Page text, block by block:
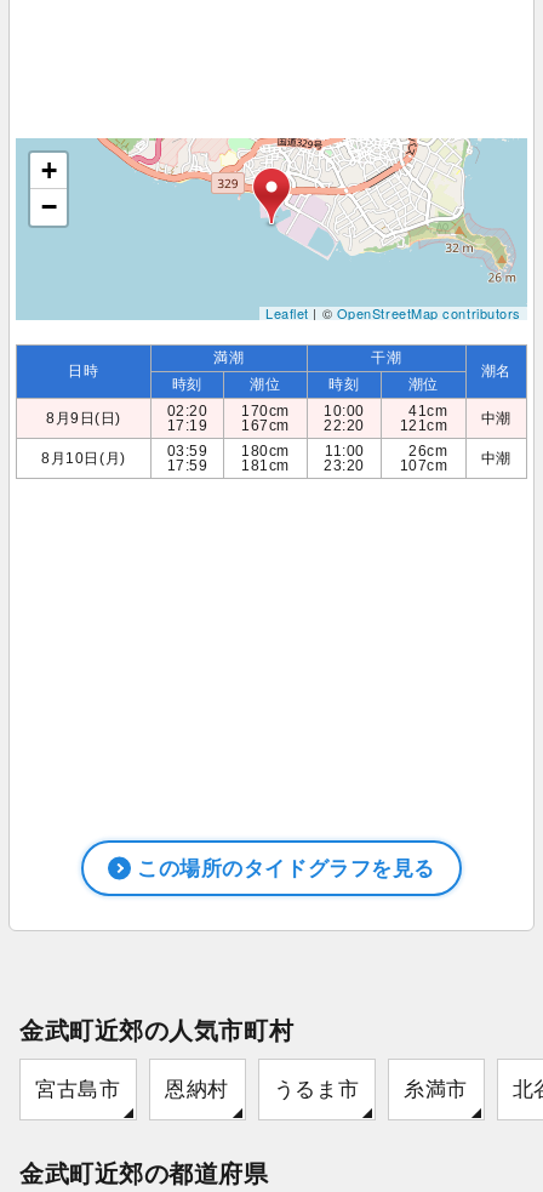
+
−
Leaflet| ©OpenStreetMap contributors
日時
満潮 干潮
潮名
時刻 潮位 時刻
潮位
8月9日(日)
02:20
17:19
170cm
167cm
10:00
22:20
41cm
121cm
中潮
8月10日(月)
03:59
17:59
180cm
181cm
11:00
23:20
26cm
107cm
中潮
この場所のタイドグラフを見る
金武町近郊の人気市町村
宮古島市 恩納村 うるま市 糸満市 北
金武町近郊の都道府県